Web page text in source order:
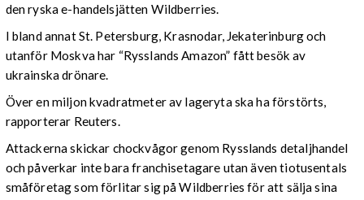
den ryska e-handelsjätten Wildberries.
I bland annat St. Petersburg, Krasnodar, Jekaterinburg och
utanför Moskva har “Rysslands Amazon” fått besök av
ukrainska drönare.
Över en miljon kvadratmeter av lageryta ska ha förstörts,
rapporterar Reuters.
Attackerna skickar chockvågor genom Rysslands detaljhandel
och påverkar inte bara franchisetagare utan även tiotusentals
småföretag som förlitar sig på Wildberries för att sälja sina